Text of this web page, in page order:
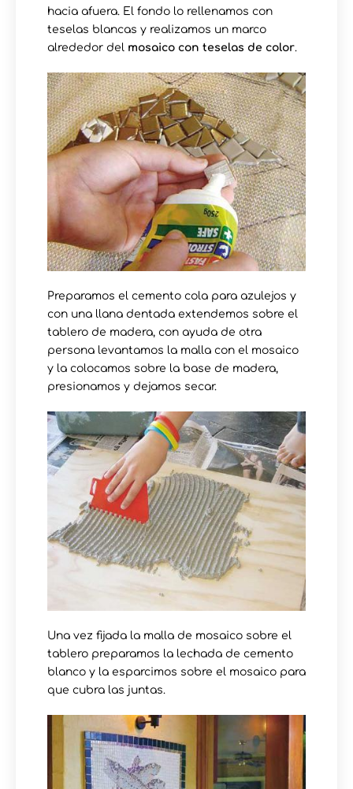
hacia afuera. El fondo lo rellenamos con
teselas blancas y realizamos un marco
alrededor del mosaico con teselas de color.
Preparamos el cemento cola para azulejos y
con una llana dentada extendemos sobre el
tablero de madera, con ayuda de otra
persona levantamos la malla con el mosaico
y la colocamos sobre la base de madera,
presionamos y dejamos secar.
Una vez fijada la malla de mosaico sobre el
tablero preparamos la lechada de cemento
blanco y la esparcimos sobre el mosaico para
que cubra las juntas.